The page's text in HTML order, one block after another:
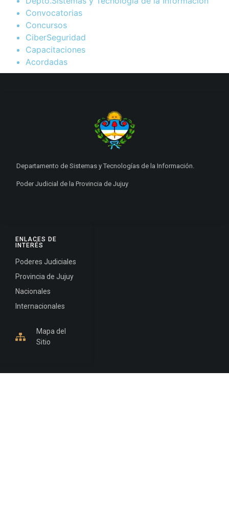
Convocatorias
Concursos
CiberSeguridad
Capacitaciones
Acordadas
ENLACES DE
INTERÉS
Poderes Judiciales
Provincia de Jujuy
Nacionales
Internacionales
Mapa del
Sitio
Departamento de Sistemas y Tecnologías de la Información.
Poder Judicial de la Provincia de Jujuy